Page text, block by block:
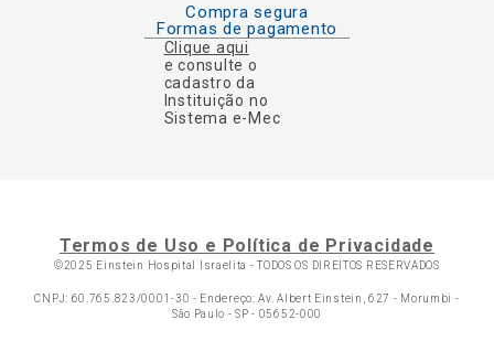
Compra segura
Formas de pagamento
Clique aqui
e consulte o
cadastro da
Instituição no
Sistema e-Mec
Termos de Uso e Política de Privacidade
©2025 Einstein Hospital Israelita -TODOS OS DIREITOS RESERVADOS
CNPJ: 60.765.823/0001-30 - Endereço: Av. Albert Einstein, 627 - Morumbi -
São Paulo - SP - 05652-000